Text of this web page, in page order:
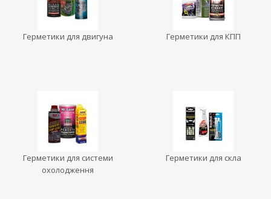
Герметики для двигуна Герметики для КПП
Герметики для системи
охолодження
Герметики для скла